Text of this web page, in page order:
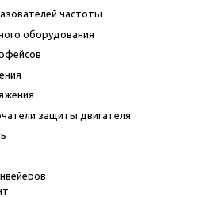
частоты
оборудования
защиты двигателя